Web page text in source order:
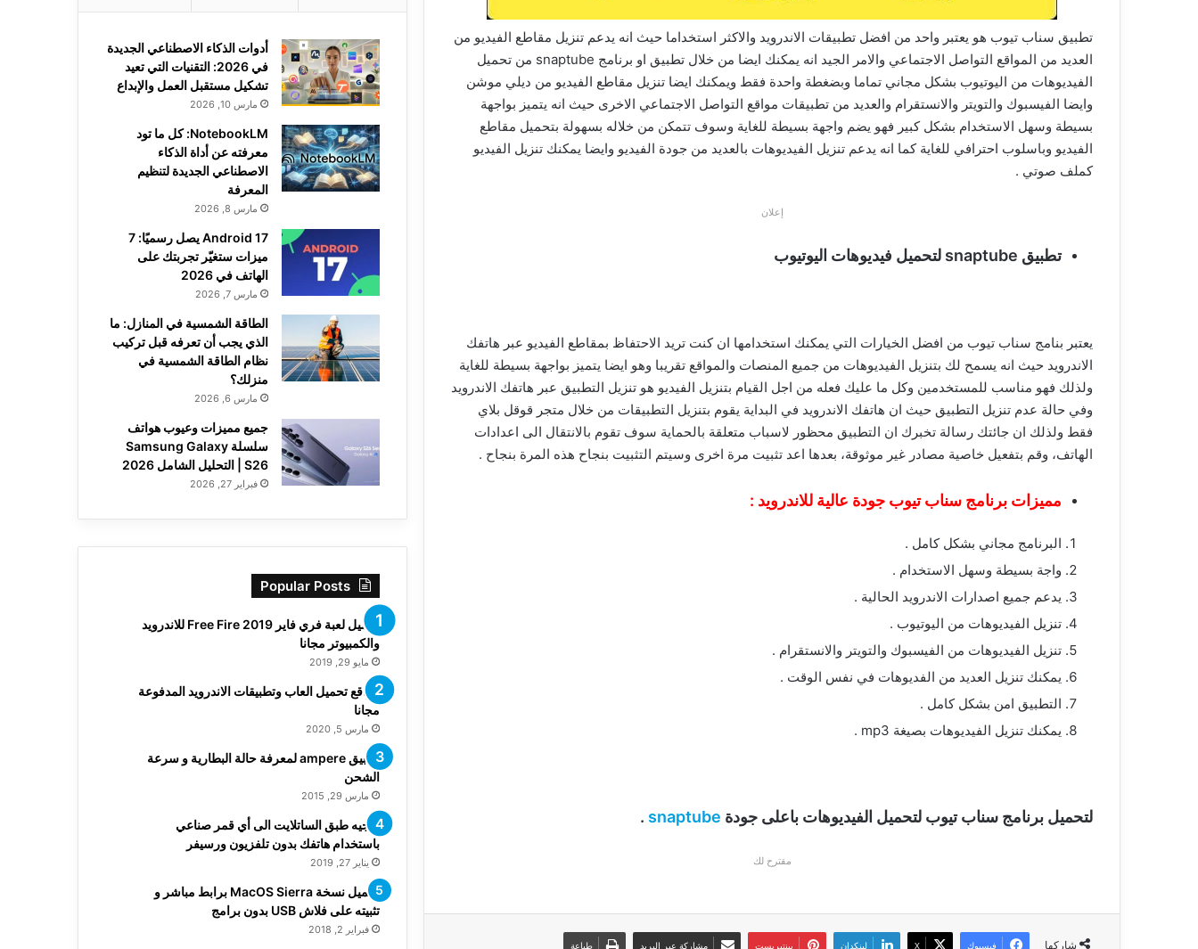
تطبيق سناب تيوب هو يعتبر واحد من افضل تطبيقات الاندرويد والاكثر استخداما حيث انه يدعم تنزيل مقاطع الفيديو من
العديد من المواقع التواصل الاجتماعي والامر الجيد انه يمكنك ايضا من خلال تطبيق او برنامج snaptube من تحميل
الفيديوهات من اليوتيوب بشكل مجاني تماما وبضغطة واحدة فقط ويمكنك ايضا تنزيل مقاطع الفيديو من ديلي موشن
وايضا الفيسبوك والتويتر والانستقرام والعديد من تطبيقات مواقع التواصل الاجتماعي الاخرى حيث انه يتميز بواجهة
بسيطة وسهل الاستخدام بشكل كبير فهو يضم واجهة بسيطة للغاية وسوف تتمكن من خلاله بسهولة بتحميل مقاطع
الفيديو وباسلوب احترافي للغاية كما انه يدعم تنزيل الفيديوهات بالعديد من جودة الفيديو وايضا يمكنك تنزيل الفيديو
كملف صوتي .
إعلان
تطبيق snaptube لتحميل فيديوهات اليوتيوب
يعتبر بنامج سناب تيوب من افضل الخيارات التي يمكنك استخدامها ان كنت تريد الاحتفاظ بمقاطع الفيديو عبر هاتفك
الاندرويد حيث انه يسمح لك بتنزيل الفيديوهات من جميع المنصات والمواقع تقريبا وهو ايضا يتميز بواجهة بسيطة للغاية
ولذلك فهو مناسب للمستخدمين وكل ما عليك فعله من اجل القيام بتنزيل الفيديو هو تنزيل التطبيق عبر هاتفك الاندرويد
وفي حالة عدم تنزيل التطبيق حيث ان هاتفك الاندرويد في البداية يقوم بتنزيل التطبيقات من خلال متجر قوقل بلاي
فقط ولذلك ان جائتك رسالة تخبرك ان التطبيق محظور لاسباب متعلقة بالحماية سوف تقوم بالانتقال الى اعدادات
الهاتف، وقم بتفعيل خاصية مصادر غير موثوقة، بعدها اعد تثبيت مرة اخرى وسيتم التثبيت بنجاح هذه المرة بنجاح .
مميزات برنامج سناب تيوب جودة عالية للاندرويد :
البرنامج مجاني بشكل كامل .
واجة بسيطة وسهل الاستخدام .
يدعم جميع اصدارات الاندرويد الحالية .
تنزيل الفيديوهات من اليوتيوب .
تنزيل الفيديوهات من الفيسبوك والتويتر والانستقرام .
يمكنك تنزيل العديد من الفديوهات في نفس الوقت .
التطبيق امن بشكل كامل .
يمكنك تنزيل الفيديوهات بصيغة mp3 .
لتحميل برنامج سناب تيوب لتحميل الفيديوهات باعلى جودة snaptube
.
مقترح لك
شاركها فيسبوك ‫X لينكدإن بينتيريست مشاركة عبر البريد طباعة
أدوات الذكاء الاصطناعي الجديدة
في 2026: التقنيات التي تعيد
تشكيل مستقبل العمل والإبداع
مارس 10, 2026
NotebookLM: كل ما تود
معرفته عن أداة الذكاء
الاصطناعي الجديدة لتنظيم
المعرفة
مارس 8, 2026
Android 17 يصل رسميًا: 7
ميزات ستغيّر تجربتك على
الهاتف في 2026
مارس 7, 2026
الطاقة الشمسية في المنازل: ما
الذي يجب أن تعرفه قبل تركيب
نظام الطاقة الشمسية في
منزلك؟
مارس 6, 2026
جميع مميزات وعيوب هواتف
سلسلة Samsung Galaxy
S26 | التحليل الشامل 2026
فبراير 27, 2026
Popular Posts
تحميل لعبة فري فاير Free Fire 2019 للاندرويد
والكمبيوتر مجانا
مايو 29, 2019
مواقع تحميل العاب وتطبيقات الاندرويد المدفوعة
مجانا
مارس 5, 2020
تطبيق ampere لمعرفة حالة البطارية و سرعة
الشحن
مارس 29, 2015
توجيه طبق الساتلايت الى أي قمر صناعي
باستخدام هاتفك بدون تلفزيون ورسيفر
يناير 27, 2019
تحميل نسخة MacOS Sierra برابط مباشر و
تثبيته على فلاش USB بدون برامج
فبراير 2, 2018